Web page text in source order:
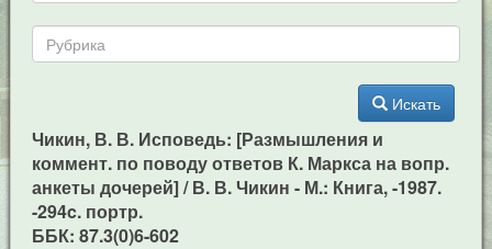
Искать
Чикин, В. В. Исповедь: [Размышления и
коммент. по поводу ответов К. Маркса на вопр.
анкеты дочерей] / В. В. Чикин - М.: Книга, -1987.
-294c. портр.
ББК: 87.3(0)6-602